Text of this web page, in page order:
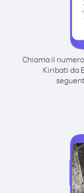
Chiama il
Kiribati da